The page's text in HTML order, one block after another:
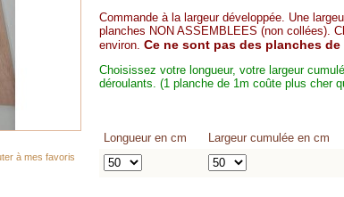
à mes favoris
Commande à la largeur développée. Une
planches NON ASSEMBLEES (non collées).
environ. Ce ne sont pas des planches de
Choisissez votre longueur, votre largeur
déroulants. (1 planche de 1m coûte plus cher
Longueur en cm Largeur cumulée en cm